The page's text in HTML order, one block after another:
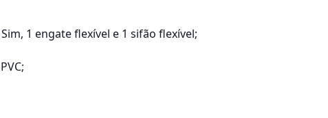
1 engate flexível e 1 sifão flexível;